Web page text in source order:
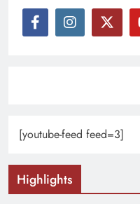
[youtube-feed feed=3]
Highlights